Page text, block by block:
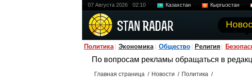
07 Августа 2026 02:10 Казахстан Кыргызстан
Политика Экономика Общество Религия
По вопросам рекламы обращаться в
Главная страница / Новости / Политика /